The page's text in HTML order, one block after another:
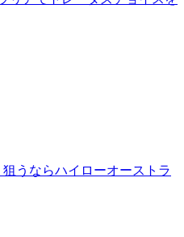
うならハイローオーストラ